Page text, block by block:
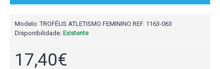
Modelo:TROFÉUS ATLETISMO FEMININO REF. 1163-063
Disponibilidade: Existente
17,40€